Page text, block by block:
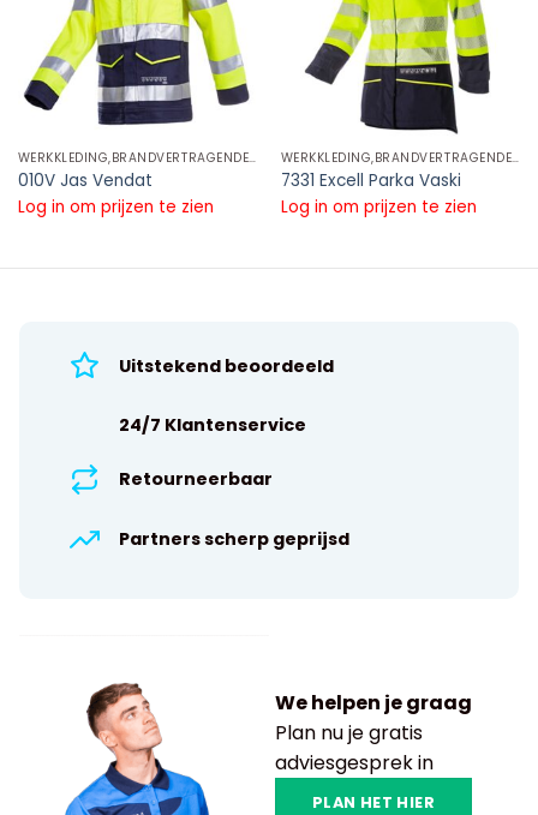
WERKKLEDING,BRANDVERTRAGENDE REFLECTIE KLEDING,BRANDVERTRAGENDE REFLECTIE JASSEN
010V Jas Vendat
Log in om prijzen te zien
WERKKLEDING,BRANDVERTRAGENDE REFLECTIE KLEDING,BRANDVERTRAGENDE REFLECTIE JASSEN
7331 Excell Parka Vaski
Log in om prijzen te zien
We helpen je graag
Plan nu je gratis
adviesgesprek in
PLAN HET HIER
Uitstekend beoordeeld
24/7 Klantenservice
Retourneerbaar
Partners scherp geprijsd